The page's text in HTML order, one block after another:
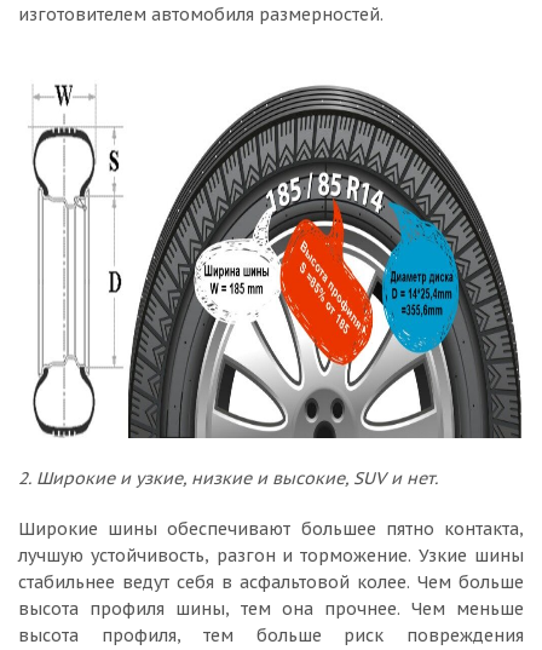
изготовителем автомобиля размерностей.
2. Широкие и узкие, низкие и высокие, SUV и нет.
Широкие шины обеспечивают большее пятно контакта,
лучшую устойчивость, разгон и торможение. Узкие шины
стабильнее ведут себя в асфальтовой колее. Чем больше
высота профиля шины, тем она прочнее. Чем меньше
высота профиля, тем больше риск повреждения